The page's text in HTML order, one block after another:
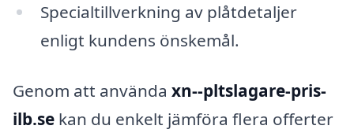
Specialtillverkning av plåtdetaljer
enligt kundens önskemål.
Genom att använda xn--pltslagare-pris-
ilb.se kan du enkelt jämföra flera offerter